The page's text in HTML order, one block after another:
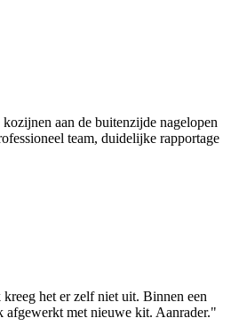
aan de buitenzijde nagelopen
team, duidelijke rapportage
het er zelf niet uit. Binnen een
afgewerkt met nieuwe kit. Aanrader."